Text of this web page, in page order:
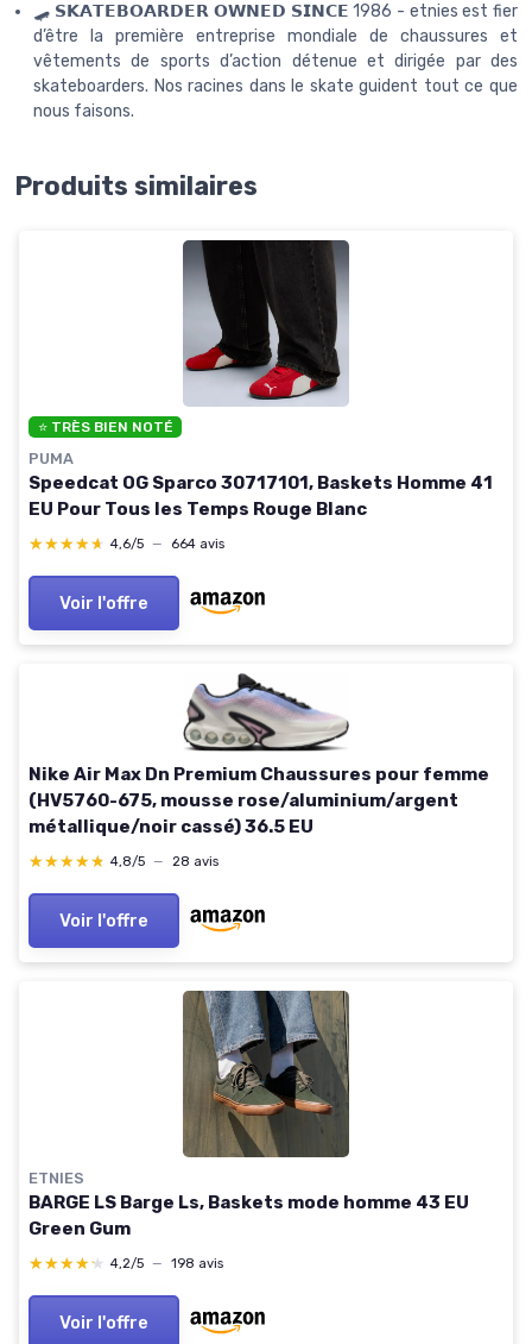
🛹 𝗦𝗞𝗔𝗧𝗘𝗕𝗢𝗔𝗥𝗗𝗘𝗥 𝗢𝗪𝗡𝗘𝗗 𝗦𝗜𝗡𝗖𝗘 1986 - etnies est fier
d’être la première entreprise mondiale de chaussures et
vêtements de sports d’action détenue et dirigée par des
skateboarders. Nos racines dans le skate guident tout ce que
nous faisons.
Produits similaires
⭐ TRÈS BIEN NOTÉ
PUMA
Speedcat OG Sparco 30717101, Baskets Homme 41
EU Pour Tous les Temps Rouge Blanc
★★★★★
★★★★★ 4,6/5 — 664 avis
Voir l'offre
Nike Air Max Dn Premium Chaussures pour femme
(HV5760-675, mousse rose/aluminium/argent
métallique/noir cassé) 36.5 EU
★★★★★
★★★★★ 4,8/5 — 28 avis
Voir l'offre
ETNIES
BARGE LS Barge Ls, Baskets mode homme 43 EU
Green Gum
★★★★★
★★★★★ 4,2/5 — 198 avis
Voir l'offre